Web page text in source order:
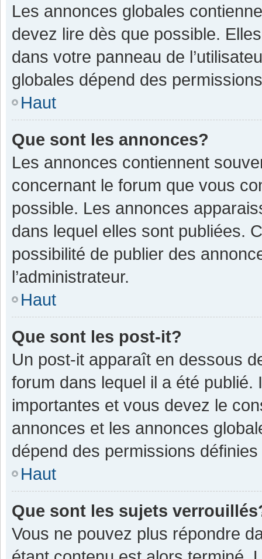
Les annonces globales
devez lire dès que possible.
dans votre panneau de
globales dépend des
Haut
Que sont les annonces?
Les annonces contiennent
concernant le forum que vous
possible. Les annonces
dans lequel elles sont publiées.
possibilité de publier des
l’administrateur.
Haut
Que sont les post-it?
Un post-it apparaît en dessous
forum dans lequel il a été
importantes et vous devez le
annonces et les annonces
dépend des permissions définies
Haut
Que sont les sujets
Vous ne pouvez plus répondre